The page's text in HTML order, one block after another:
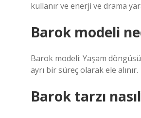
kullanır ve enerji ve drama
Barok modeli
Barok modeli: Yaşam
ayrı bir süreç olarak ele
Barok tarzı